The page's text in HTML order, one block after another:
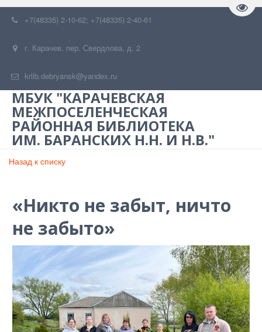
+7(48335) 2-10-62; +7(48335) 2-40-61
г. Карачев, пер. Свердлова, д. 2
krlib.debryansk@yandex.ru
МБУК "КАРАЧЕВСКАЯ
МЕЖПОСЕЛЕНЧЕСКАЯ
РАЙОННАЯ БИБЛИОТЕКА
ИМ. БАРАНСКИХ Н.Н. И Н.В."
Назад к списку
«Никто не забыт, ничто
не забыто»